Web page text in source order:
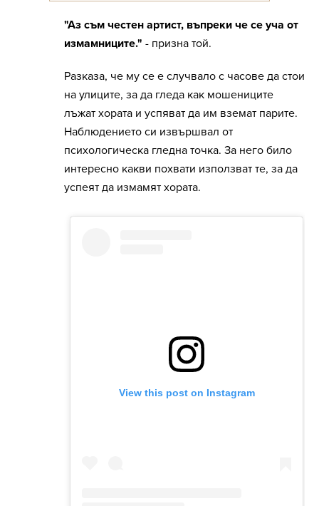
"Аз съм честен артист, въпреки че се уча от
измамниците." - призна той.
Разказа, че му се е случвало с часове да стои
на улиците, за да гледа как мошениците
лъжат хората и успяват да им вземат парите.
Наблюдението си извършвал от
психологическа гледна точка. За него било
интересно какви похвати използват те, за да
успеят да измамят хората.